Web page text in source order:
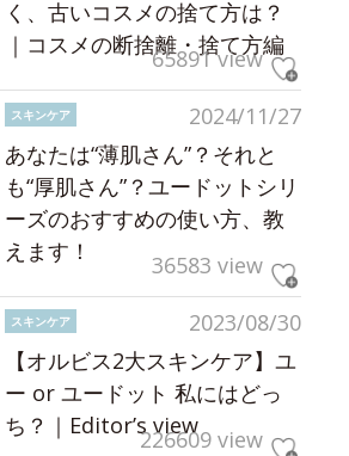
く、古いコスメの捨て方は？
｜コスメの断捨離・捨て方編
65891 view
2024/11/27
スキンケア
あなたは“薄肌さん”？それと
も“厚肌さん”？ユードットシリ
ーズのおすすめの使い方、教
えます！
36583 view
2023/08/30
スキンケア
【オルビス2大スキンケア】ユ
ー or ユードット 私にはどっ
ち？｜Editor’s view226609 view